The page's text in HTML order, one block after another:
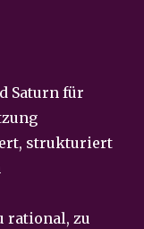
Saturn für
strukturiert
rational, zu